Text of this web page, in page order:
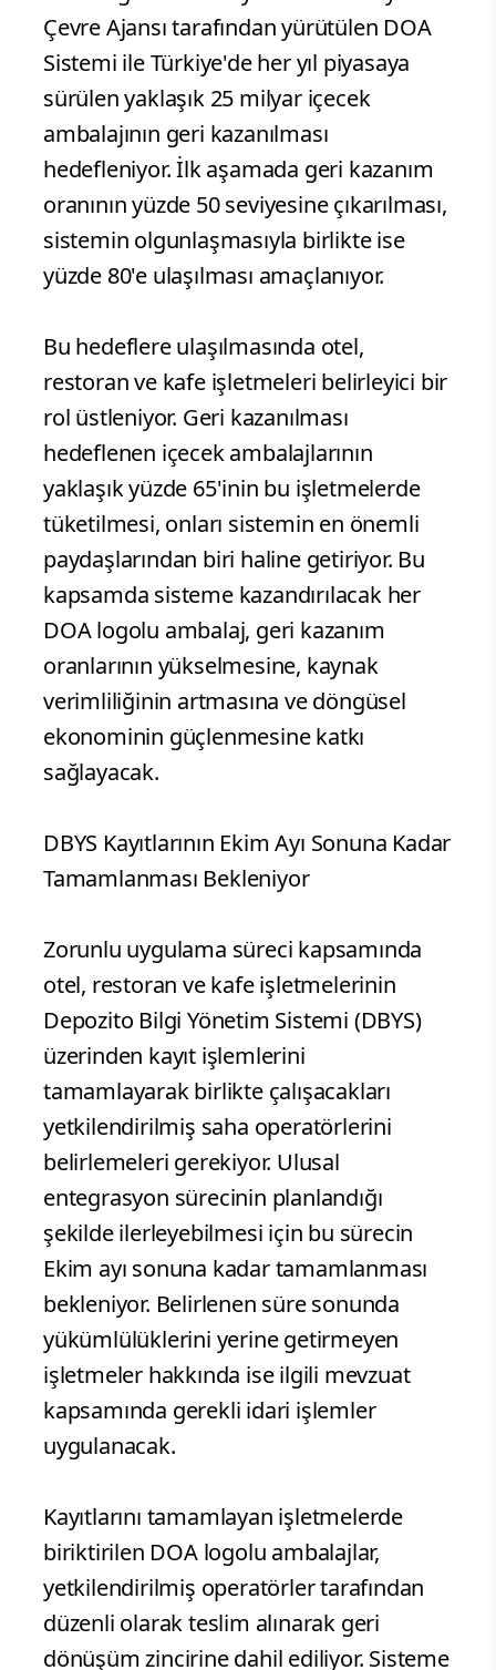
Çevre Ajansı tarafından yürütülen DOA
Sistemi ile Türkiye'de her yıl piyasaya
sürülen yaklaşık 25 milyar içecek
ambalajının geri kazanılması
hedefleniyor. İlk aşamada geri kazanım
oranının yüzde 50 seviyesine çıkarılması,
sistemin olgunlaşmasıyla birlikte ise
yüzde 80'e ulaşılması amaçlanıyor.
Bu hedeflere ulaşılmasında otel,
restoran ve kafe işletmeleri belirleyici bir
rol üstleniyor. Geri kazanılması
hedeflenen içecek ambalajlarının
yaklaşık yüzde 65'inin bu işletmelerde
tüketilmesi, onları sistemin en önemli
paydaşlarından biri haline getiriyor. Bu
kapsamda sisteme kazandırılacak her
DOA logolu ambalaj, geri kazanım
oranlarının yükselmesine, kaynak
verimliliğinin artmasına ve döngüsel
ekonominin güçlenmesine katkı
sağlayacak.
DBYS Kayıtlarının Ekim Ayı Sonuna Kadar
Tamamlanması Bekleniyor
Zorunlu uygulama süreci kapsamında
otel, restoran ve kafe işletmelerinin
Depozito Bilgi Yönetim Sistemi (DBYS)
üzerinden kayıt işlemlerini
tamamlayarak birlikte çalışacakları
yetkilendirilmiş saha operatörlerini
belirlemeleri gerekiyor. Ulusal
entegrasyon sürecinin planlandığı
şekilde ilerleyebilmesi için bu sürecin
Ekim ayı sonuna kadar tamamlanması
bekleniyor. Belirlenen süre sonunda
yükümlülüklerini yerine getirmeyen
işletmeler hakkında ise ilgili mevzuat
kapsamında gerekli idari işlemler
uygulanacak.
Kayıtlarını tamamlayan işletmelerde
biriktirilen DOA logolu ambalajlar,
yetkilendirilmiş operatörler tarafından
düzenli olarak teslim alınarak geri
dönüşüm zincirine dahil ediliyor. Sisteme